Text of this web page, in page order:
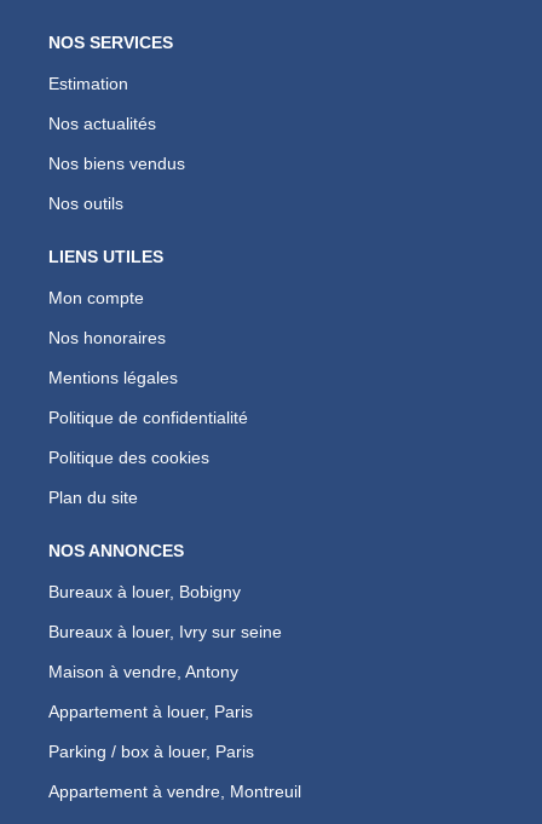
NOS SERVICES
Estimation
Nos actualités
Nos biens vendus
Nos outils
LIENS UTILES
Mon compte
Nos honoraires
Mentions légales
Politique de confidentialité
Politique des cookies
Plan du site
NOS ANNONCES
Bureaux à louer, Bobigny
Bureaux à louer, Ivry sur seine
Maison à vendre, Antony
Appartement à louer, Paris
Parking / box à louer, Paris
Appartement à vendre, Montreuil